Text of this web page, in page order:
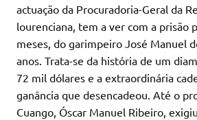
actuação da Procuradoria-Geral da
lourenciana, tem a ver com a prisão
meses, do garimpeiro José Manuel
anos. Trata-se da história de um
72 mil dólares e a extraordinária
ganância que desencadeou. Até o
Cuango, Óscar Manuel Ribeiro,